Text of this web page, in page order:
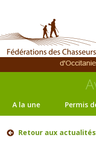
A la une Permis
Retour aux actualités